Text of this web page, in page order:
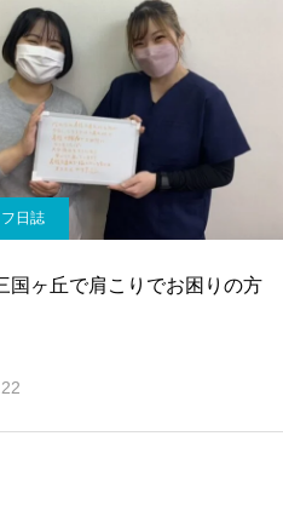
日誌
国ヶ丘で肩こりでお困りの方